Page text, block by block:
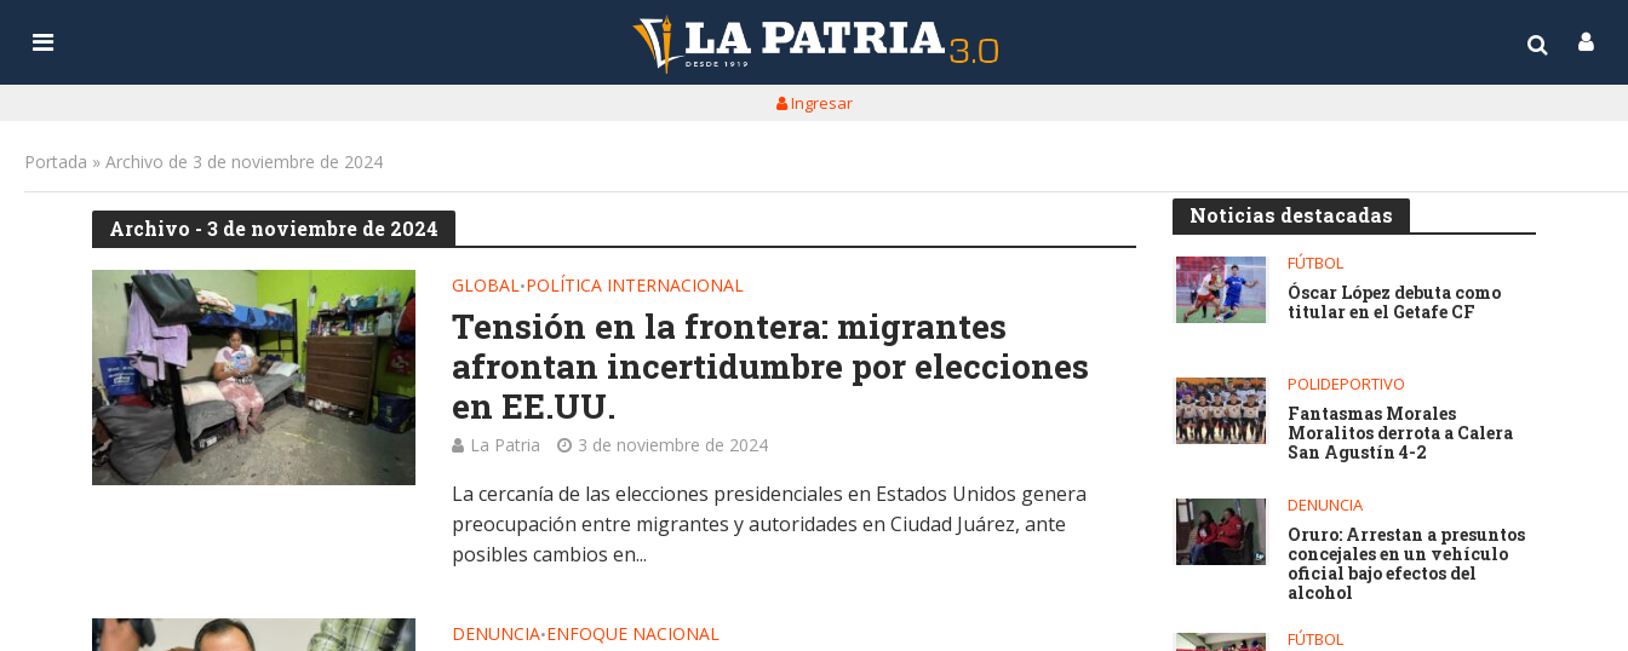
Ingresar
Portada » Archivo de 3 de noviembre de 2024
Archivo - 3 de noviembre de 2024
GLOBAL•POLÍTICA INTERNACIONAL
Tensión en la frontera: migrantes
afrontan incertidumbre por elecciones
en EE.UU.
La Patria 3 de noviembre de 2024
La cercanía de las elecciones presidenciales en Estados Unidos genera
preocupación entre migrantes y autoridades en Ciudad Juárez, ante
posibles cambios en...
DENUNCIA•ENFOQUE NACIONAL
Noticias destacadas
FÚTBOL
Óscar López debuta como
titular en el Getafe CF
POLIDEPORTIVO
Fantasmas Morales
Moralitos derrota a Calera
San Agustín 4-2
DENUNCIA
Oruro: Arrestan a presuntos
concejales en un vehículo
oficial bajo efectos del
alcohol
FÚTBOL